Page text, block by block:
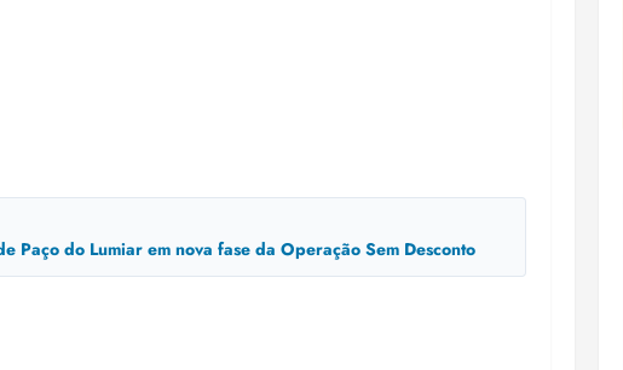
Paço do Lumiar em nova fase da Operação Sem Desconto